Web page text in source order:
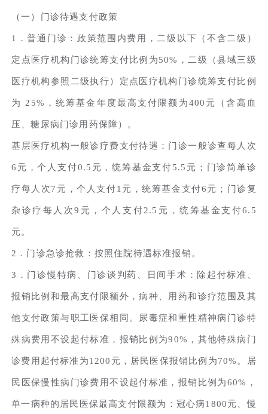
（一）门诊待遇支付政策
1．普通门诊：政策范围内费用，二级以下（不含二级）
定点医疗机构门诊统筹支付比例为50%，二级（县域三级
医疗机构参照二级执行）定点医疗机构门诊统筹支付比例
为 25%，统筹基金年度最高支付限额为400元（含高血
压、糖尿病门诊用药保障）。
基层医疗机构一般诊疗费支付待遇：门诊一般诊查每人次
6元，个人支付0.5元，统筹基金支付5.5元；门诊简单诊
疗每人次7元，个人支付1元，统筹基金支付6元；门诊复
杂诊疗每人次9元，个人支付2.5元，统筹基金支付6.5
元。
2．门诊急诊抢救：按照住院待遇标准报销。
3．门诊慢特病、门诊谈判药、日间手术：除起付标准、
报销比例和最高支付限额外，病种、用药和诊疗范围及其
他支付政策与职工医保相同。尿毒症和重性精神病门诊特
殊病费用不设起付标准，报销比例为90%，其他特殊病门
诊费用起付标准为1200元，居民医保报销比例为70%。居
民医保慢性病门诊费用不设起付标准，报销比例为60%，
单一病种的居民医保最高支付限额为：冠心病1800元、慢